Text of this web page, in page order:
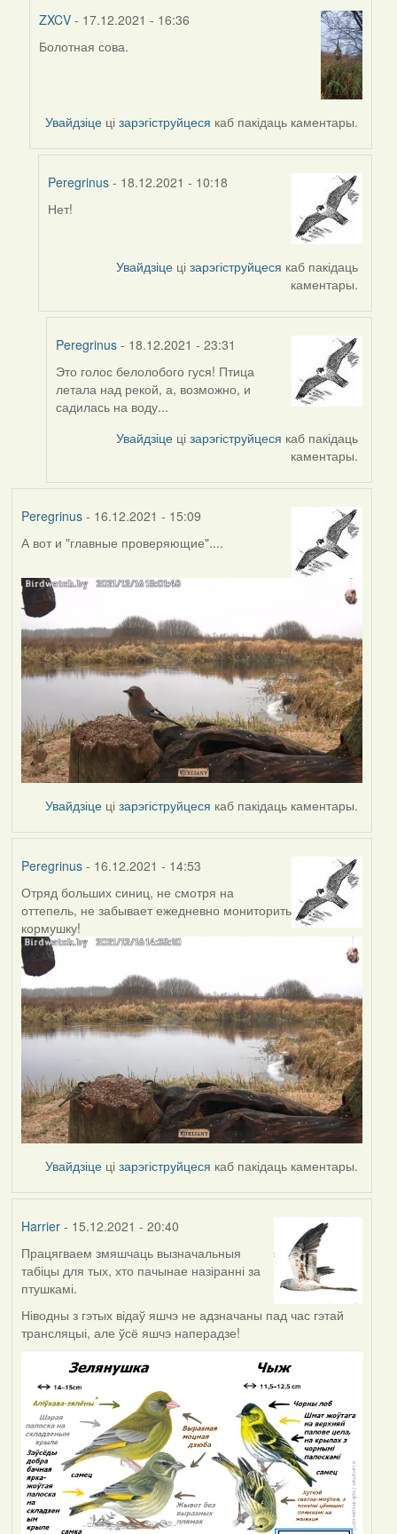
ZXCV - 17.12.2021 - 16:36
In
Peregrinus
Болотная сова.
Увайдзіце цізарэгіструйцеся каб пакідаць каментары.
Peregrinus- 18.12.2021 - 10:18
In
Нет!
Увайдзіце цізарэгіструйцеся каб пакідаць
каментары.
Peregrinus - 18.12.2021 - 23:31
In
reply
to
Это голос белолобого гуся! Птица
летала над рекой, а, возможно, и
садилась на воду...
Увайдзіце цізарэгіструйцеся каб пакідаць
каментары.
Peregrinus- 16.12.2021 - 15:09
А вот и "главные проверяющие"....
Увайдзіце цізарэгіструйцеся каб пакідаць каментары.
Peregrinus- 16.12.2021 - 14:53
Отряд больших синиц, не смотря на
оттепель, не забывает ежедневно мониторить
кормушку!
Увайдзіце цізарэгіструйцеся каб пакідаць каментары.
Harrier- 15.12.2021 - 20:40
Працягваем змяшчаць вызначальныя
табіцы для тых, хто пачынае назіранні за
птушкамі.
Ніводны з гэтых відаў яшчэ не адзначаны пад час гэтай
трансляцыі, але ўсё яшчэ наперадзе!